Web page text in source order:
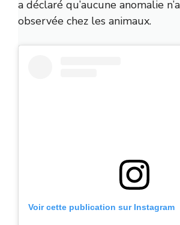
a déclaré qu’aucune anomalie
observée chez les animaux.
Voir cette publication sur Instagram